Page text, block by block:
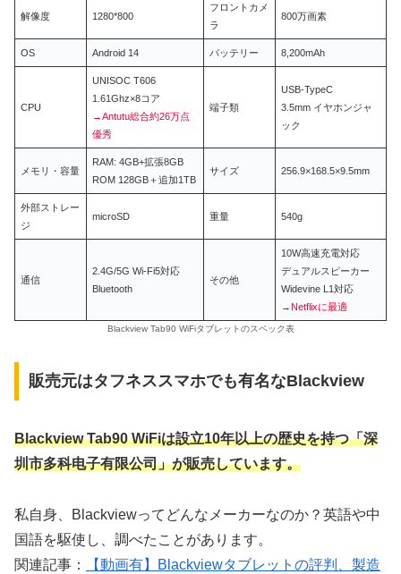
解像度 1280*800
フロントカメ
ラ
800万画素
OS Android 14 バッテリー 8,200mAh
CPU
UNISOC T606
1.61Ghz×8コア
→Antutu総合約26万点
優秀
端子類
USB-TypeC
3.5mm イヤホンジャ
ック
メモリ・容量
RAM: 4GB+拡張8GB
ROM 128GB＋追加1TB
サイズ 256.9×168.5×9.5mm
外部ストレー
ジ
microSD 重量 540g
通信
2.4G/5G Wi-Fi5対応
Bluetooth
その他
10W高速充電対応
デュアルスピーカー
Widevine L1対応
→Netflixに最適
Blackview Tab90 WiFiタブレットのスペック表
販売元はタフネススマホでも有名なBlackview
Blackview Tab90 WiFiは設立10年以上の歴史を持つ「深
圳市多科电子有限公司」が販売しています。
私自身、Blackviewってどんなメーカーなのか？英語や中
国語を駆使し、調べたことがあります。
関連記事：
【動画有】Blackviewタブレットの評判、製造